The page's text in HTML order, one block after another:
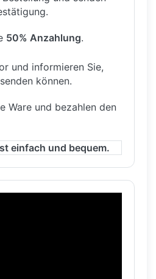
50% Anzahlung.
und informieren Sie,
können.
Ware und bezahlen den
einfach und bequem.